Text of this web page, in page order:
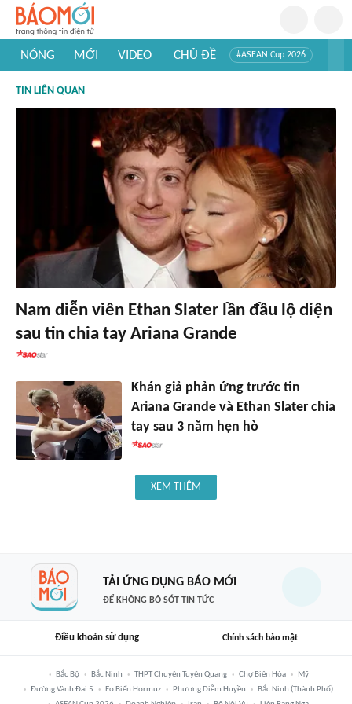
NÓNG MỚI VIDEO CHỦ ĐỀ #ASEAN Cup 2026
#Khám phá thế giới
TIN LIÊN QUAN
Nam diễn viên Ethan Slater lần đầu lộ diện
sau tin chia tay Ariana Grande
Khán giả phản ứng trước tin
Ariana Grande và Ethan Slater chia
tay sau 3 năm hẹn hò
XEM THÊM
TẢI ỨNG DỤNG BÁO MỚI
ĐỂ KHÔNG BỎ SÓT TIN TỨC
Điều khoản sử dụng Chính sách bảo mật
Bắc Bộ Bắc Ninh THPT Chuyên Tuyên Quang Chợ Biên Hòa
Mỹ
Đường Vành Đai 5
Eo Biển Hormuz Phương Diễm Huyền
Bắc Ninh (thành Phố)